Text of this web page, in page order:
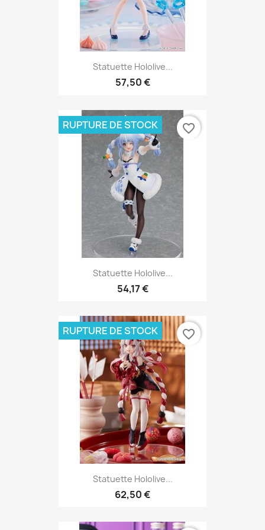
Statuette Hololive...
57,50 €
Statuette Hololive...
54,17 €
RUPTURE DE STOCK favorite_border
Statuette Hololive...
62,50 €
RUPTURE DE STOCK favorite_border